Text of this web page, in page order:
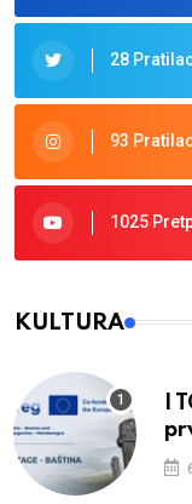
28
93
1025
KULTURA
I